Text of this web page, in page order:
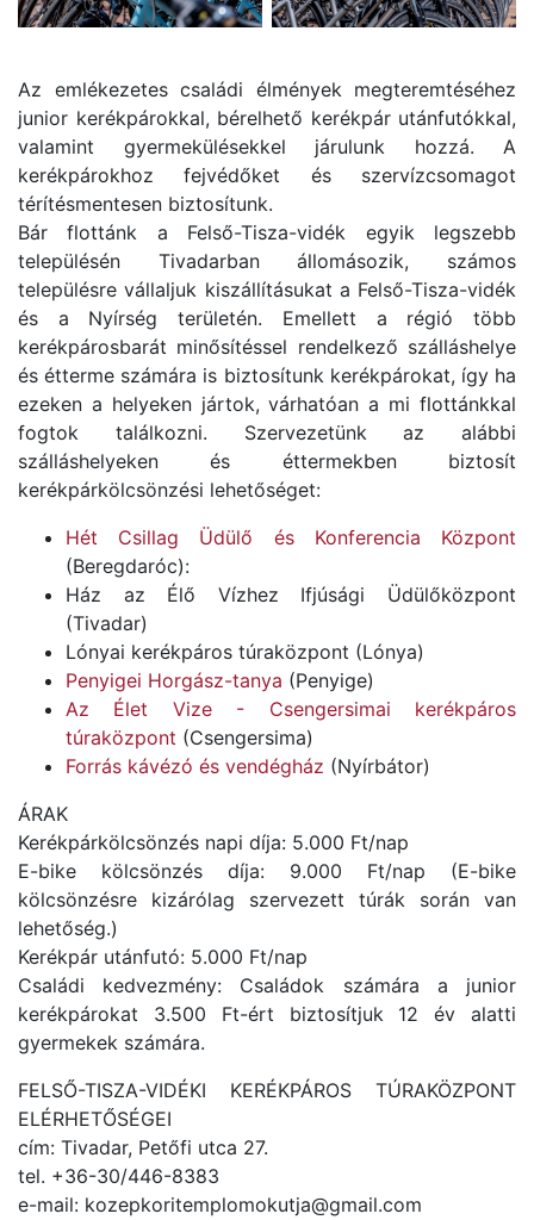
Az emlékezetes családi élmények megteremtéséhez
junior kerékpárokkal, bérelhető kerékpár utánfutókkal,
valamint gyermekülésekkel járulunk hozzá. A
kerékpárokhoz fejvédőket és szervízcsomagot
térítésmentesen biztosítunk.
Bár flottánk a Felső-Tisza-vidék egyik legszebb
településén Tivadarban állomásozik, számos
településre vállaljuk kiszállításukat a Felső-Tisza-vidék
és a Nyírség területén. Emellett a régió több
kerékpárosbarát minősítéssel rendelkező szálláshelye
és étterme számára is biztosítunk kerékpárokat, így ha
ezeken a helyeken jártok, várhatóan a mi flottánkkal
fogtok találkozni. Szervezetünk az alábbi
szálláshelyeken és éttermekben biztosít
kerékpárkölcsönzési lehetőséget:
Hét Csillag Üdülő és Konferencia Központ
(Beregdaróc):
Ház az Élő Vízhez Ifjúsági Üdülőközpont
(Tivadar)
Lónyai kerékpáros túraközpont (Lónya)
Penyigei Horgász-tanya (Penyige)
Az Élet Vize - Csengersimai kerékpáros
túraközpont (Csengersima)
Forrás kávézó és vendégház (Nyírbátor)
ÁRAK
Kerékpárkölcsönzés napi díja: 5.000 Ft/nap
E-bike kölcsönzés díja: 9.000 Ft/nap (E-bike
kölcsönzésre kizárólag szervezett túrák során van
lehetőség.)
Kerékpár utánfutó: 5.000 Ft/nap
Családi kedvezmény: Családok számára a junior
kerékpárokat 3.500 Ft-ért biztosítjuk 12 év alatti
gyermekek számára.
FELSŐ-TISZA-VIDÉKI KERÉKPÁROS TÚRAKÖZPONT
ELÉRHETŐSÉGEI
cím: Tivadar, Petőfi utca 27.
tel. +36-30/446-8383
e-mail: kozepkoritemplomokutja@gmail.com